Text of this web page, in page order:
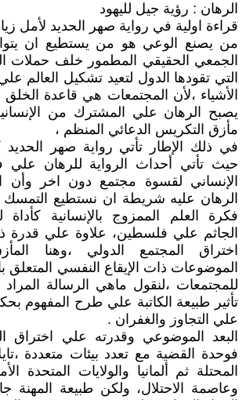
الرهان : رؤية جيل لليهود
قراءة اولية في رواية صهر الحديد لأمل
من يصنع الوعي هو من يستطيع ان
الجمعي الحقيقي المطمور خلف حملات
التي تقودها الدول لتعيد تشكيل
الأشياء ،لأن المجتمعات هي قاعدة الخلق
يصبح الرهان علي المشترك من
مأزق التكريس الدعائي المنظم ،
في ذلك الإطار تأتي رواية صهر
حيث تأتي أحداث الرواية للرهان علي
الإنساني لقسوة مجتمع دون اخر وأن
الرهان عليه شريطة ان نستطيع التمسك
فكرة العلم الممزوج بالإنسانية كأداة
الجاثم علي فلسطين، علاوة علي قدرة
اختراق المجتمع الدولي ،وهنا
الموضوعات ذات الإيقاع النفسي المتعلق
للمجتمعات ،لنقول ماهي الرسالة المراد
تأثير طبيعة الكاتبة علي طرح المفهوم
علي التجاوز والغفران .
البعد الموضوعي وقدرته علي اختراق
فوحدة القضية مع تعدد بيئات متعددة
المحتلة ثم ألمانيا والولايات المتحدة
وعاصمة الاحتلال، ولكن طبيعة